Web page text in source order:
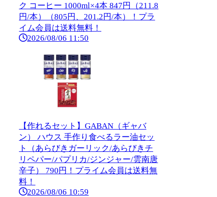
ク コーヒー 1000ml×4本 847円（211.8
円/本）（805円、201.2円/本）！プラ
イム会員は送料無料！
2026/08/06 11:50
【作れるセット】GABAN（ギャバ
ン） ハウス 手作り食べるラー油セッ
ト（あらびきガーリック/あらびきチ
リペパー/パプリカ/ジンジャー/雲南唐
辛子） 790円！プライム会員は送料無
料！
2026/08/06 10:59